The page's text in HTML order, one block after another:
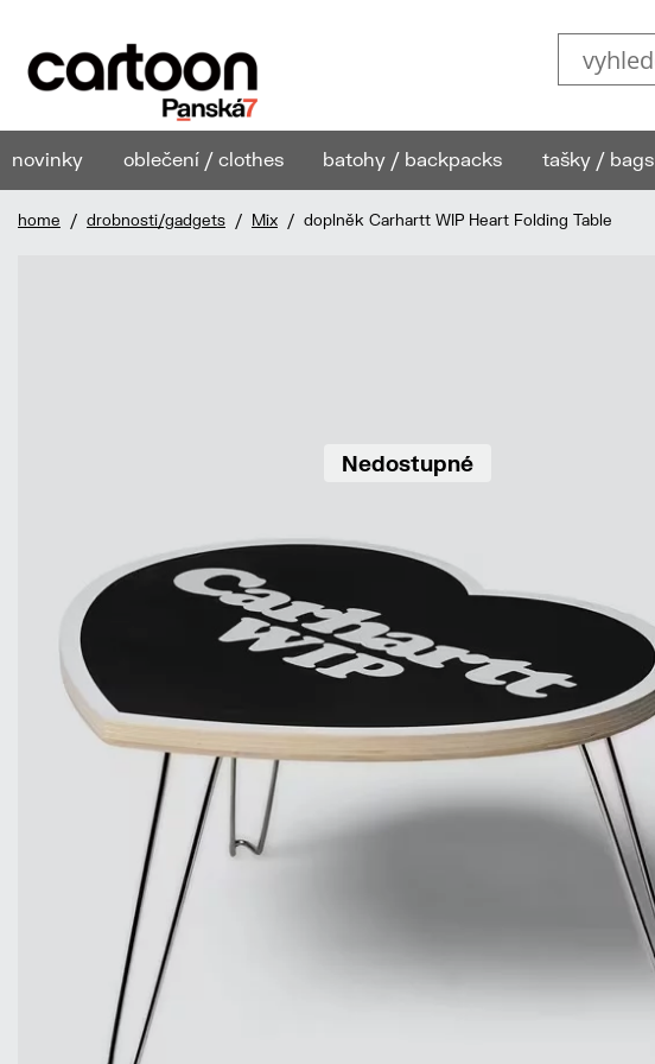
novinky oblečení / clothes batohy / backpacks tašky / bags
home / drobnosti/gadgets / Mix / doplněk Carhartt WIP Heart Folding Table
Nedostupné